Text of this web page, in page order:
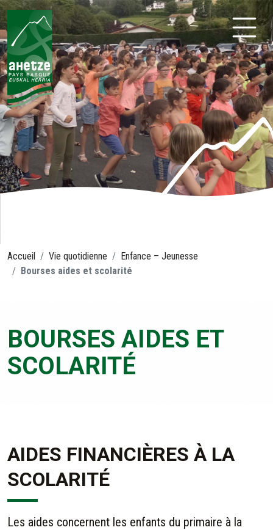
Aller
au
contenu
Ahetze
Accueil Vie quotidienne
Enfance – Jeunesse
Bourses aides et scolarité
BOURSES AIDES ET
SCOLARITÉ
AIDES FINANCIÈRES À LA
SCOLARITÉ
Les aides concernent les enfants du primaire à la